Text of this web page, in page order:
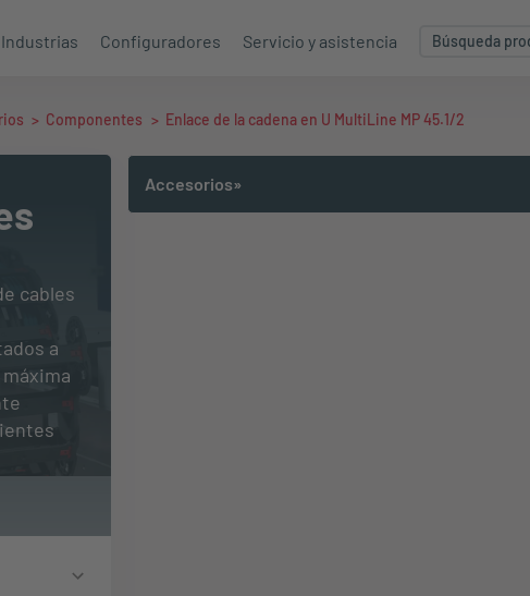
Industrias Configuradores Servicio y asistencia
> Componentes > Enlace de la cadena en U MultiLine MP 45.1/2
cables
a
Accesorios»